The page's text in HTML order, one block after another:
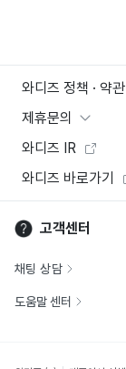
와디즈 정책 · 약관
제휴문의
와디즈 IR
와디즈 바로가기
고객센터
채팅 상담
도움말 센터